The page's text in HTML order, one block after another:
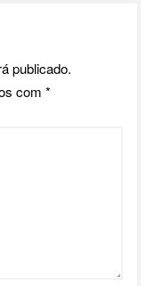
publicado.
com *